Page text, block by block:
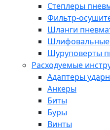
Степлеры
Фильтр-
Шланги
Шуруповерты
Расходуемые
Адаптеры
Анкеры
Биты
Буры
Винты